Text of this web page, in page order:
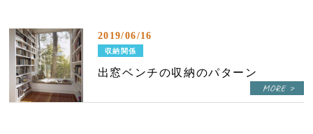
2019/06/16
収納関係
出窓ベンチの収納のパターン